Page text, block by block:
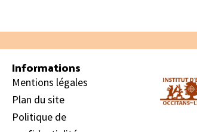
Informations
Mentions légales
Plan du site
Politique de